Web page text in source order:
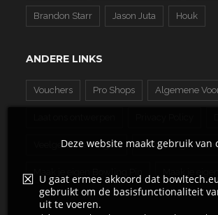
Brandon Starr Jason Juta Houk
ANDERE LINKS
Vouchers Pro Shops Algemene
Veelgestelde Vragen Maak je eigen
Deze website maakt gebruik van
U gaat ermee akkoord dat
gebruikt om de basisfunctionaliteit
uit te voeren.